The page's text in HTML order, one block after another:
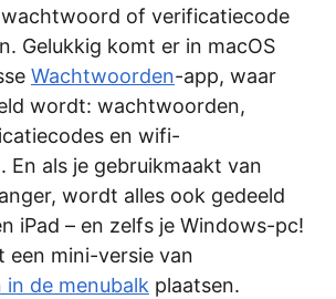
wachtwoord of verificatiecode
Gelukkig komt er in macOS
Wachtwoorden-app, waar
wordt: wachtwoorden,
en wifi-
als je gebruikmaakt van
wordt alles ook gedeeld
iPad – en zelfs je Windows-pc!
een mini-versie van
de menubalk plaatsen.